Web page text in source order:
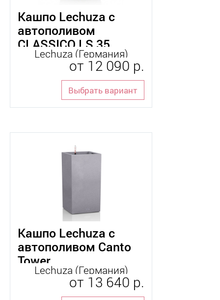
Кашпо Lechuza с
автополивом
CLASSICO LS 35
Lechuza (Германия)
от 12 090 р.
Выбрать вариант
Кашпо Lechuza с
автополивом Canto
Tower
Lechuza (Германия)
от 13 640 р.